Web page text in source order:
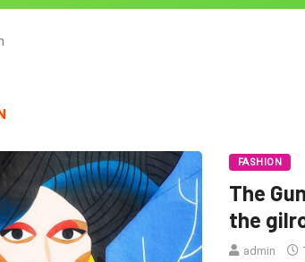
FASHION
The
the
admin